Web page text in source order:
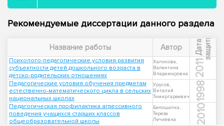
Рекомендуемые диссертации данного раздела
Название работы Автор Д
а
т
а
з
а
щ
и
т ы
Психолого-педагогические условия развития
субъектности детей дошкольного возраста в
детско-родительских отношениях
Халикова,
Валентина
Владимировна
2011
Педагогические условия обучения предметам
естественно-математического цикла в сельских
национальных школах
Урусов,
Виталий
Тимиргареевич
1998
Педагогическая профилактика агрессивного
поведения учащихся старших классов
общеобразовательной школы
Белошапка,
Тереза
Лечиевна
2010